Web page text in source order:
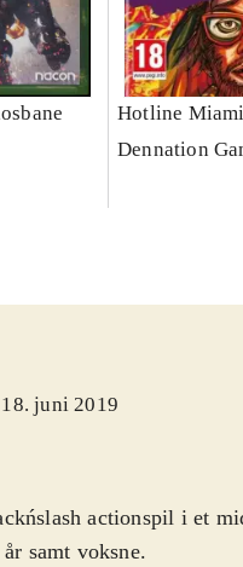
Hotline
Dennation
juni 2019
actionspil i et
samt voksne.